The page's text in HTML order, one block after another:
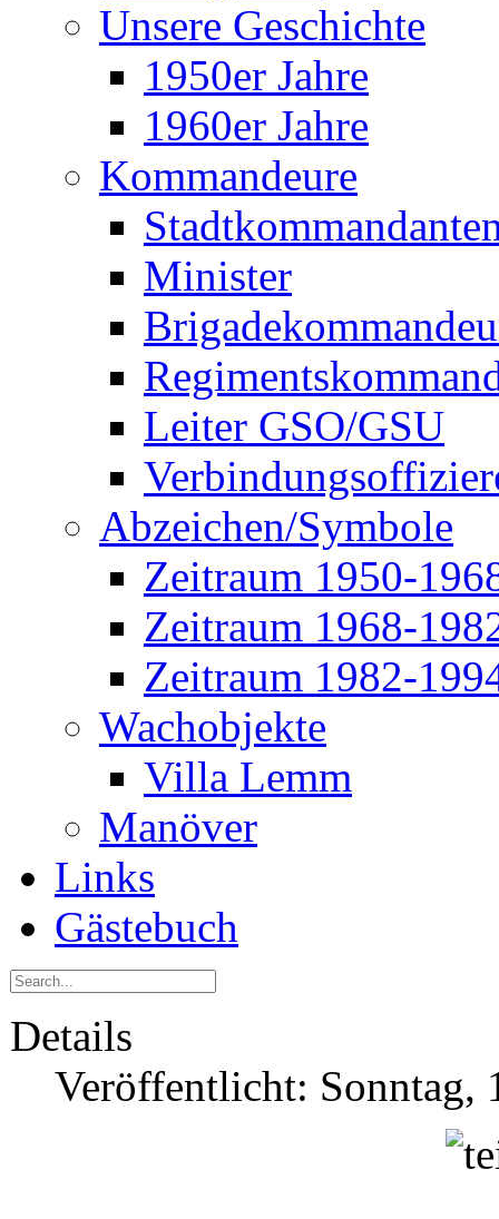
Unsere Geschichte
1950er Jahre
1960er Jahre
Kommandeure
Minister
Leiter GSO/GSU
Abzeichen/Symbole
Zeitraum 1950-
Zeitraum 1968-
Zeitraum 1982-
Wachobjekte
Villa Lemm
Manöver
Links
Gästebuch
Details
Veröffentlicht: Sonntag,